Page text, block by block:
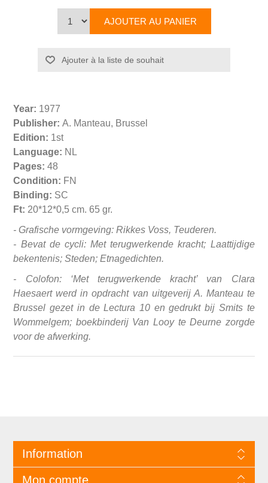
Year: 1977
Publisher: A. Manteau, Brussel
Edition: 1st
Language: NL
Pages: 48
Condition: FN
Binding: SC
Ft: 20*12*0,5 cm. 65 gr.
- Grafische vormgeving: Rikkes Voss, Teuderen.
- Bevat de cycli: Met terugwerkende kracht; Laattijdige
bekentenis; Steden; Etnagedichten.
- Colofon: ‘Met terugwerkende kracht’ van Clara
Haesaert werd in opdracht van uitgeverij A. Manteau te
Brussel gezet in de Lectura 10 en gedrukt bij Smits te
Wommelgem; boekbinderij Van Looy te Deurne zorgde
voor de afwerking.
Information
Mon compte